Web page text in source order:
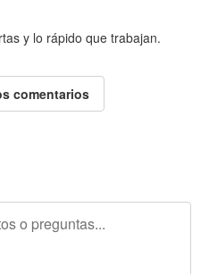
y lo rápido que trabajan.
comentarios